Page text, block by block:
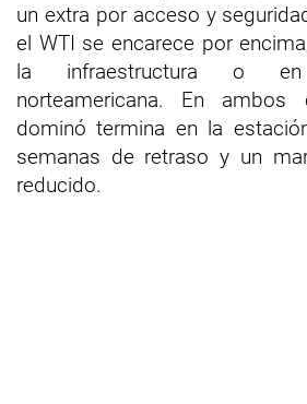
un extra por acceso y
el WTI se encarece por
la infraestructura o
norteamericana. En
dominó termina en la
semanas de retraso y un
reducido.